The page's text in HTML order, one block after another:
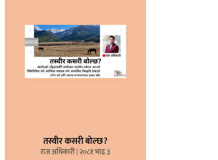
तस्वीर कसरी बोल्छ?
राज अधिकारी २०८१ भाद्र ३